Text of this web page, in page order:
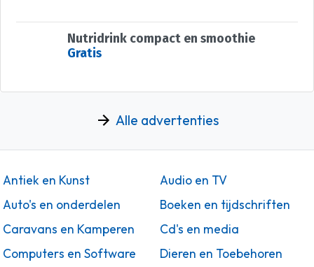
Nutridrink compact en smoothie
Gratis
Alle advertenties
Antiek en Kunst
Audio en TV
Auto's en onderdelen
Boeken en tijdschriften
Caravans en Kamperen
Cd's en media
Computers en Software
Dieren en Toebehoren